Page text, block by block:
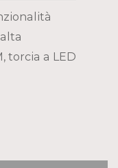
torcia a LED